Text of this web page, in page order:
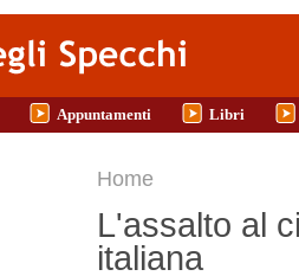
Appuntamenti Libri
Tu sei qui
Home
L'assalto al
italiana